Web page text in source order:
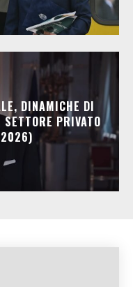
DINAMICHE DI
PRIVATO